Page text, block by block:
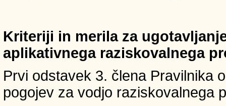
Kriteriji in merila za
aplikativnega raziskovalnega
Prvi odstavek 3. člena Pravilnika
pogojev za vodjo raziskovalnega